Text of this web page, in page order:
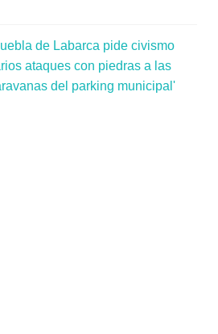
de Labarca pide civismo
ataques con piedras a las
del parking municipal'